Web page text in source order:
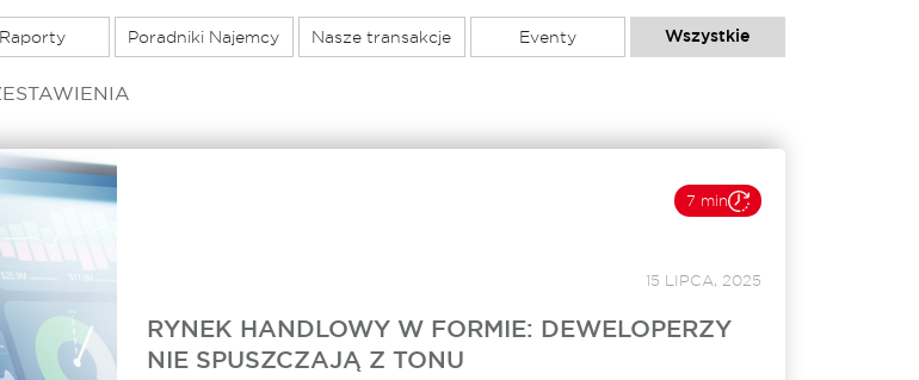
Raporty Poradniki Najemcy Nasze transakcje Eventy Wszystkie
7 min
15 LIPCA, 2025
RYNEK HANDLOWY W FORMIE: DEWELOPERZY
NIE SPUSZCZAJĄ Z TONU